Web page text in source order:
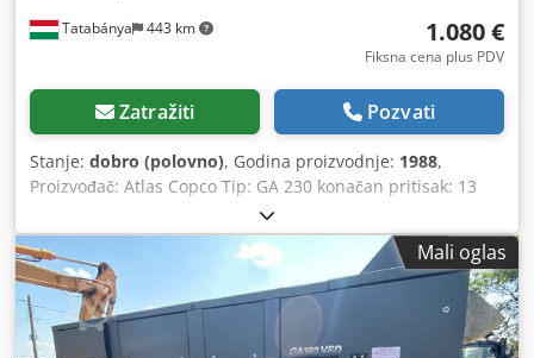
Tatabánya 443 km 1.080 €
Fiksna cena plus PDV
Zatražiti Pozvati
Stanje: dobro (polovno), Godina proizvodnje: 1988,
Proizvođač: Atlas Copco Tip: GA 230 konačan pritisak: 13
bar Besplatan izlaz vazduha: 50 l/sec Snaga motora: 30 kW
Dodjhyglajpfx Akljwa brzina: 1500 rpm
Mali oglas